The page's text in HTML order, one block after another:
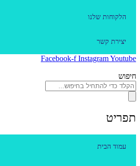
הלקוחות שלנו
יצירת קשר
Facebook-f InstagramYoutube
חיפוש
תפריט
עמוד הבית